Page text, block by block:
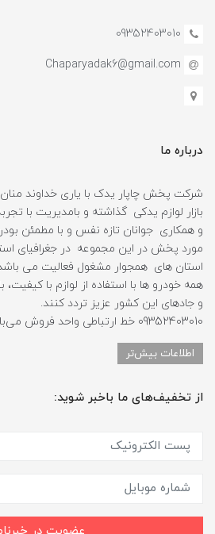
09352403010
Chaparyadak6@gmail.com
درباره ما
بازار لوازم یدکی گذاشته و بامدیریت با
و همکاری جوانان تازه نفس و با مطمئن
مورد پخش در این مجموعه در جغرافیای
استان های همجوار مشغول فعالیت می باشد.
همه خودرو ها با استفاده از لوازم با کیفیت،
و جادهای این کشور عزیز تردد کنند.
09352403010 خط ارتباطی واحد فروش می‌باشد.
اطلاعات بیش‌تر
از تخفیف‌های ما باخبر شوید: